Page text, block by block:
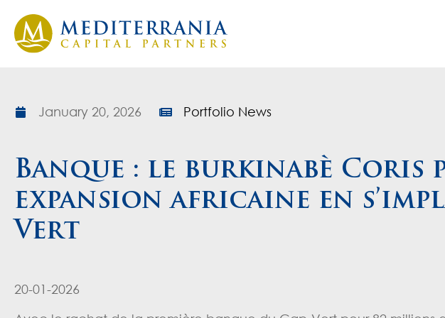
January 20, 2026 Portfolio News
Banque : le burkinabè Coris
expansion africaine en
Vert
20-01-2026